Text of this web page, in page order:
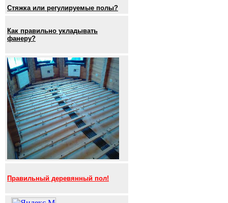
Стяжка или регулируемые полы?
Как правильно укладывать
фанеру?
Правильный деревянный пол!